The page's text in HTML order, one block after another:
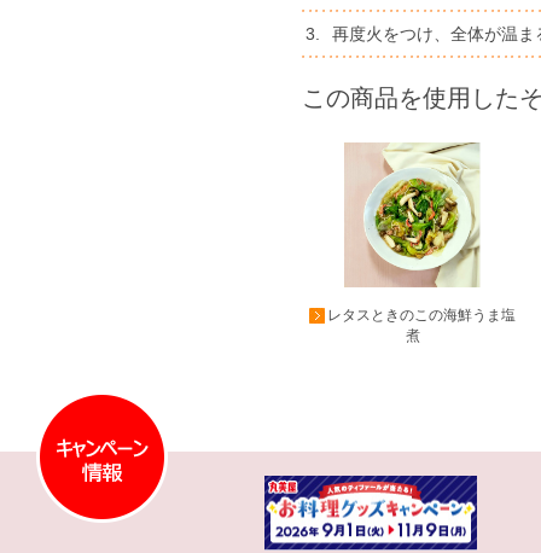
3. 再度火をつけ、全体が温
この商品を使用した
レタスときのこの海鮮うま塩
煮